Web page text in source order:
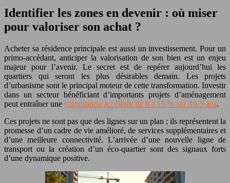
Identifier les zones en devenir : où miser
pour valoriser son achat ?
Acheter sa résidence principale est aussi un investissement. Pour un
primo-accédant, anticiper la valorisation de son bien est un enjeu
majeur pour l’avenir. Le secret est de repérer aujourd’hui les
quartiers qui seront les plus désirables demain. Les projets
d’urbanisme sont le principal moteur de cette transformation. Investir
dans un secteur bénéficiant d’importants projets d’aménagement
peut entraîner une valorisation accélérée de 8 à 15 % sur 3 à 5 ans.
Ces projets ne sont pas que des lignes sur un plan ; ils représentent la
promesse d’un cadre de vie amélioré, de services supplémentaires et
d’une meilleure connectivité. L’arrivée d’une nouvelle ligne de
transport ou la création d’un éco-quartier sont des signaux forts
d’une dynamique positive.